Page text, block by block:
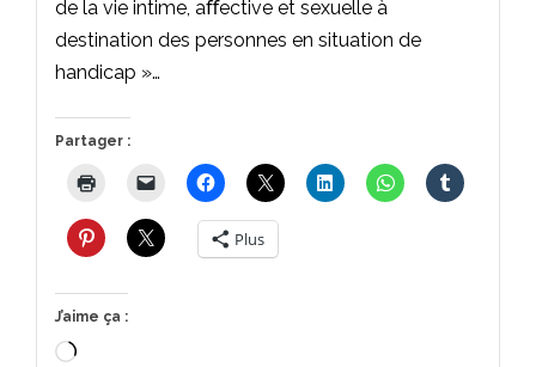
de la vie intime, aﬀective et sexuelle à
destination des personnes en situation de
handicap »…
Partager :
Plus
J’aime ça :
Chargement…